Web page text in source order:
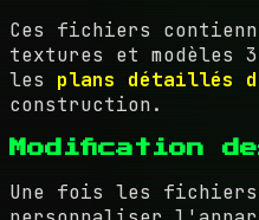
Ces fichiers
textures et modèles
les plans détaillés
construction.
Modification
Une fois les